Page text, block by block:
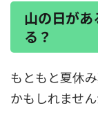
山の日が
る？
もともと夏休
かもしれませ